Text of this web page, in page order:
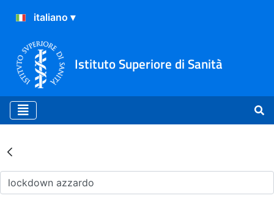
Istituto Superiore di Sanità
Risultati della Ricerca -